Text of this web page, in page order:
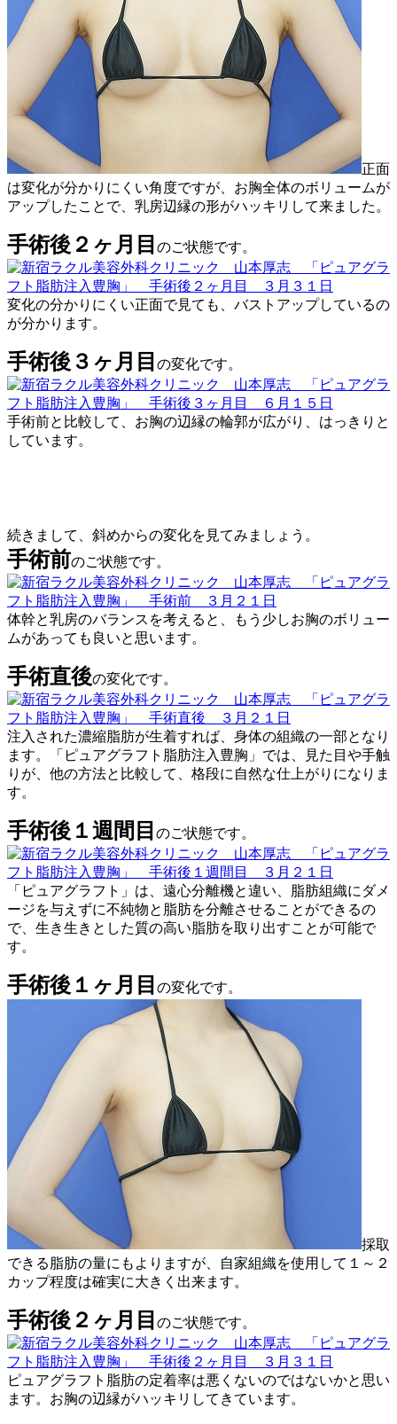
正面
は変化が分かりにくい角度ですが、お胸全体のボリュームが
アップしたことで、乳房辺縁の形がハッキリして来ました。
手術後２ヶ月目 のご状態です。
変化の分かりにくい正面で見ても、バストアップしているの
が分かります。
手術後３ヶ月目 の変化です。
手術前と比較して、お胸の辺縁の輪郭が広がり、はっきりと
しています。
続きまして、斜めからの変化を見てみましょう。
手術前のご状態です。
体幹と乳房のバランスを考えると、もう少しお胸のボリュー
ムがあっても良いと思います。
手術直後の変化です。
注入された濃縮脂肪が生着すれば、 身体の組織の一部となり
ます。「ピュアグラフト脂肪注入豊胸」では、
見た目や手触
りが、他の方法と比較して、格段に自然な仕上がりになりま
す。
手術後１週間目 のご状態です。
「ピュアグラフト」は、 遠心分離機と違い、
脂肪組織にダメ
ージを与えずに不純物と脂肪を分離させることができるの
で、生き生きとした質の高い脂肪を取り出すことが可能で
す。
手術後１ヶ月目 の変化です。
採取
できる脂肪の量にもよりますが、自家組織を使用して１～２
カップ程度は確実に大きく出来ます。
手術後２ヶ月目 のご状態です。
ピュアグラフト脂肪の定着率は悪くないのではないかと思い
ます。お胸の辺縁がハッキリしてきています。